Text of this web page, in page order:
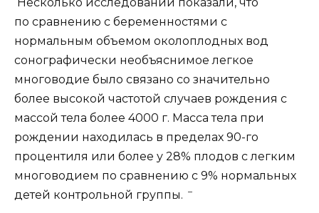
по сравнению с беременностями с
нормальным объемом околоплодных вод
сонографически необъяснимое легкое
многоводие было связано со значительно
более высокой частотой случаев рождения с
массой тела более 4000 г. Масса тела при
рождении находилась в пределах 90-го
процентиля или более у 28% плодов с легким
многоводием по сравнению с 9% нормальных
детей контрольной группы. –